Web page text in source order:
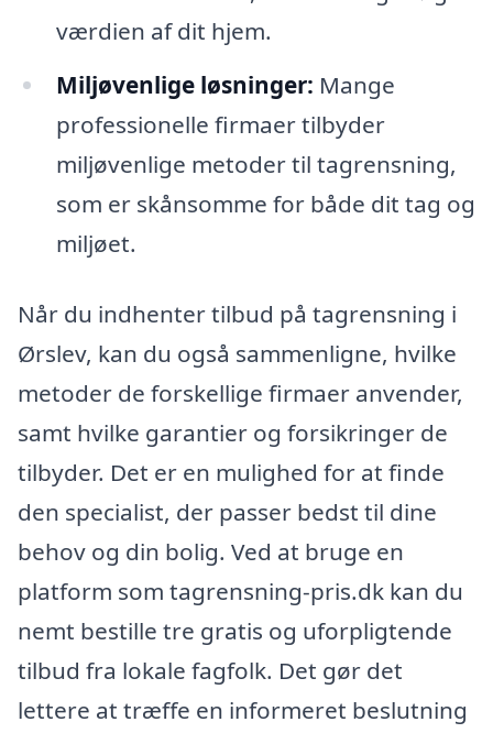
værdien af dit hjem.
Miljøvenlige løsninger: Mange
professionelle firmaer tilbyder
miljøvenlige metoder til tagrensning,
som er skånsomme for både dit tag og
miljøet.
Når du indhenter tilbud på tagrensning i
Ørslev, kan du også sammenligne, hvilke
metoder de forskellige firmaer anvender,
samt hvilke garantier og forsikringer de
tilbyder. Det er en mulighed for at finde
den specialist, der passer bedst til dine
behov og din bolig. Ved at bruge en
platform som tagrensning-pris.dk kan du
nemt bestille tre gratis og uforpligtende
tilbud fra lokale fagfolk. Det gør det
lettere at træffe en informeret beslutning